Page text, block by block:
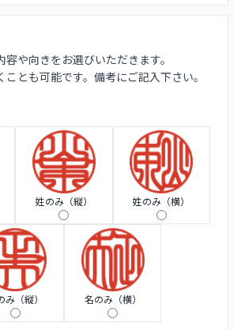
や向きをお選びいただきます。
とも可能です。備考にご記入下さい。
姓のみ（縦） 姓のみ（横）
み（縦） 名のみ（横）